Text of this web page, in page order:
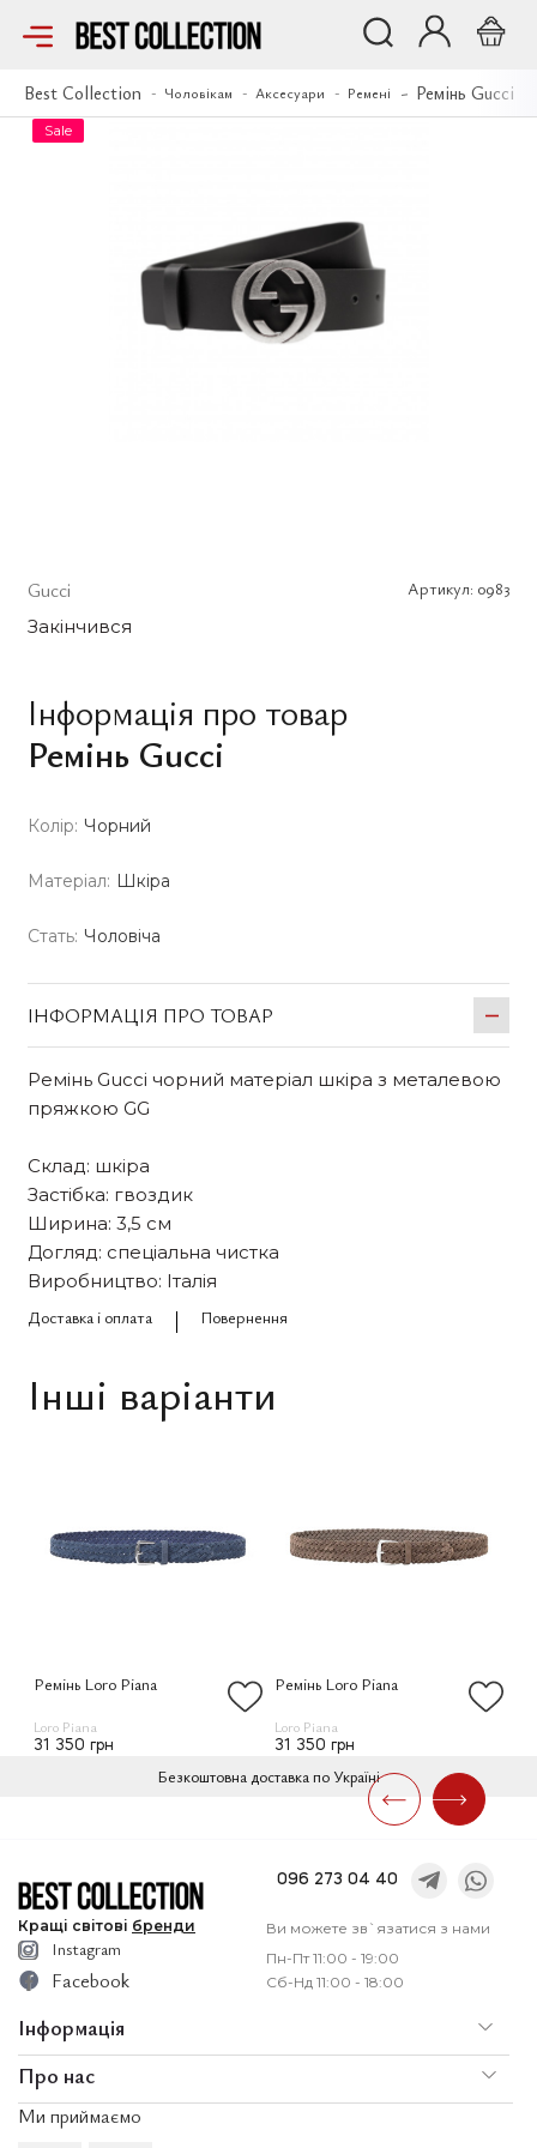
Best Collection Чоловікам Аксесуари Ремені Ремінь Gucci
Ремінь Gucci
Sale
Gucci Артикул: 0983
Закінчився
Інформація про товар
Ремінь Gucci
Колір: Чорний
Матеріал: Шкіра
Стать: Чоловіча
ІНФОРМАЦІЯ ПРО ТОВАР
Ремінь Gucci чорний матеріал шкіра з металевою
пряжкою GG
Склад: шкіра
Застібка: гвоздик
Ширина: 3,5 см
Догляд: спеціальна чистка
Виробництво: Італія
Доставка і оплата
Повернення
Інші варіанти
Ремінь Loro Piana
Loro Piana
31 350 грн
Ремінь Loro Piana
Loro Piana
31 350 грн
Безкоштовна доставка по Україні
Кращі світові бренди
096 273 04 40
Ви можете зв`язатися з нами
Пн-Пт 11:00 - 19:00
Сб-Нд 11:00 - 18:00
Про нас
Послуги
Інформація
Доставка і оплата
Instagram
Facebook
Ми приймаємо